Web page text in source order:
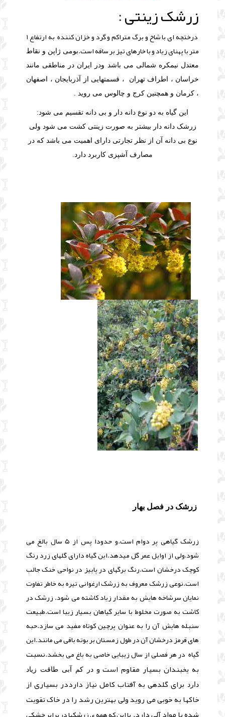
زرشک زینتی:
درختچه ای با شاخ و برگ متراکم و گرد و خزان کننده به ارتفاع ۱
متر با پهنای زیاد و با خارهای تیز بر ساقه است.بومی ژاپن و نقاط
معتدل نیمکره شمالی می باشد ودر ایران در مناطقی مانند
خراسان ، اطراف تهران ، قسمتهایی از آذربایجان ، اصفهان
، کرمان و همچنین کرج و چالوس می روید .
این گیاه به دو نوع دانه دار و بی دانه تقسیم می شود:
زرشک دانه دار بیشتر به صورت زینتی کشت می شود ولی
نوع بی دانه آن از نظر تجارتی دارای اهمیت می باشد که در
مصارف آشپزی کاربرد دارد.
زرشک در فصل بهار
زرشک گیاهی پر دوام است.و حدودا پس از ۵ سال بالغ می
شود،ولی از اوایل عمر گل میدهد.این گیاه دارای گلهای زرد رنگ
کوچک درخشان است.رنگ برگهای در پاییز در نواحی خنک جالب
است.نوعی زرشک معروف به زرشک ارغوانی تیره به خاطر تفاوت
نمایان سرشاخه هایش به مقدار زیاد کاشته می شود. زرشک در
کاشت به صورت مخلوط با سایر گیاهان بسیار زیبا است.طبیعت
سنبله هایش آن را به عنوان پرچین کوتاه مفید می سازد.حبه
های قرمز درخشان آن در طول زمستان بر بوته باقی می مانند.این
گیاه در هر فصلی از سال زیبایی خاصی به باغ می بخشد.نسبت
به یخبندان بسیار مقاوم استودر کم آبی طاقت زیاد
دارد برای گلدهی به آفتاب کامل نیاز دارددر بسیاری از
خاکها به خوبی می روید ولی بهترین رشد را در خاک تقویت